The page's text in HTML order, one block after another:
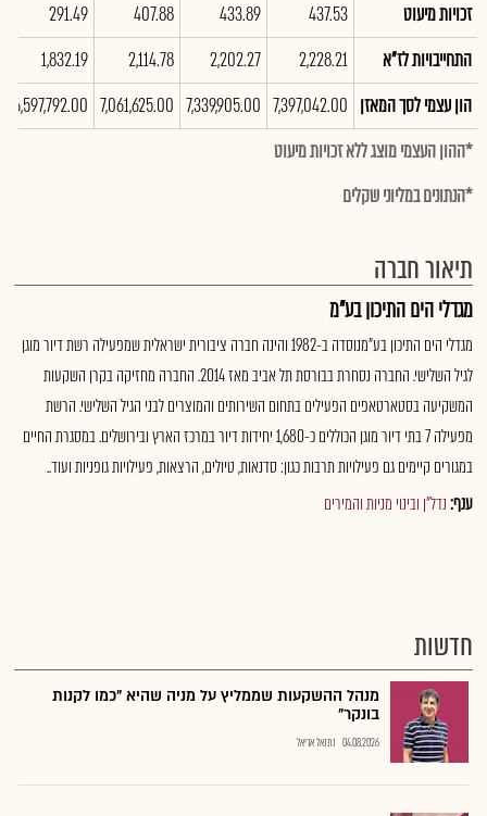
זכויות מיעוט
437.53
433.89
407.88
291.49
התחייבויות לז"א
2,228.21
2,202.27
2,114.78
1,832.19
הון עצמי לסך המאזן 7,397,042.00
7,339,905.00
7,061,625.00
6,597,792.00
*ההון העצמי מוצג ללא זכויות מיעוט
*הנתונים במליוני שקלים
תיאור חברה
מגדלי הים התיכון בע"מ
מגדלי הים התיכון בע"מנוסדה ב-1982 והינה חברה ציבורית ישראלית שמפעילה רשת דיור מוגן
לגיל השלישי. החברה נסחרת בבורסת תל אביב מאז 2014. החברה מחזיקה בקרן השקעות
המשקיעה בסטארטאפים הפעילים בתחום השירותים והמוצרים לבני הגיל השלישי. הרשת
מפעילה 7 בתי דיור מוגן הכוללים כ-1,680 יחידות דיור במרכז הארץ ובירושלים. במסגרת החיים
במגורים קיימים גם פעילויות תרבות כגון: סדנאות, טיולים, הרצאות, פעילויות גופניות ועוד..
ענף:נדל"ן ובינוי מניות והמירים
חדשות
מנהל ההשקעות שממליץ על מניה שהיא "כמו לקנות
בונקר"
04.08.2026 נתנאל אריאל